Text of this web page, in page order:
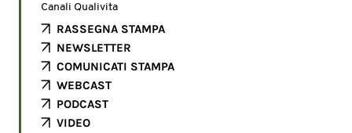
Canali Qualivita
RASSEGNA STAMPA
NEWSLETTER
COMUNICATI STAMPA
WEBCAST
PODCAST
VIDEO